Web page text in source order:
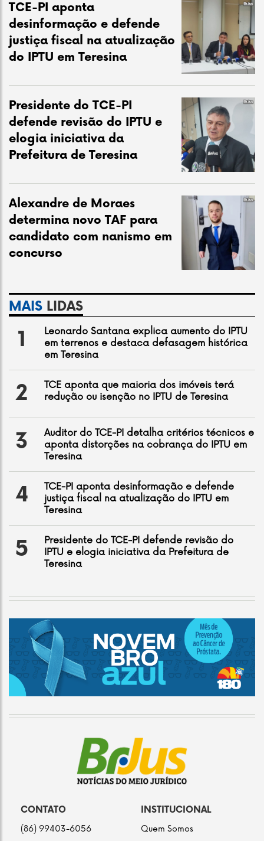
TCE-PI aponta
desinformação e defende
justiça fiscal na atualização
do IPTU em Teresina
Presidente do TCE-PI
defende revisão do IPTU e
elogia iniciativa da
Prefeitura de Teresina
Alexandre de Moraes
determina novo TAF para
candidato com nanismo em
concurso
MAIS LIDAS
1
Leonardo Santana explica aumento do IPTU
em terrenos e destaca defasagem histórica
em Teresina
2
TCE aponta que maioria dos imóveis terá
redução ou isenção no IPTU de Teresina
3
Auditor do TCE-PI detalha critérios técnicos e
aponta distorções na cobrança do IPTU em
Teresina
4
TCE-PI aponta desinformação e defende
justiça fiscal na atualização do IPTU em
Teresina
5
Presidente do TCE-PI defende revisão do
IPTU e elogia iniciativa da Prefeitura de
Teresina
CONTATO
(86) 99403-6056
INSTITUCIONAL
Quem Somos